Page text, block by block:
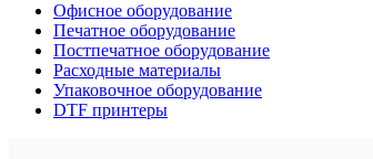
Офисное оборудование
Печатное оборудование
Постпечатное оборудование
Расходные материалы
Упаковочное оборудование
DTF принтеры